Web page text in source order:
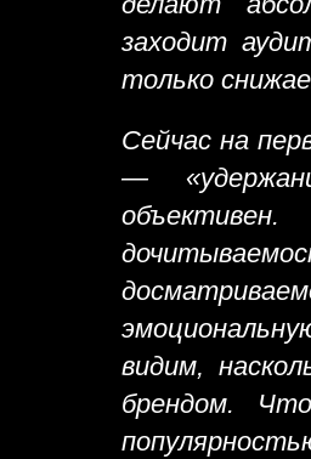
заходит
только
Сейчас на
—
видим,
брендом.